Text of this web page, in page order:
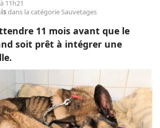
11h21
dans la catégorie Sauvetages
11 mois avant que le
soit prêt à intégrer une